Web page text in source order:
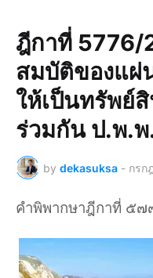
ฎีกาที่ 5776/
สมบัติของแผ่
ให้เป็นทรัพย์
ร่วมกัน ป.พ.
by dekasuksa - กรก
คำพิพากษาฎีกาที่ ๕